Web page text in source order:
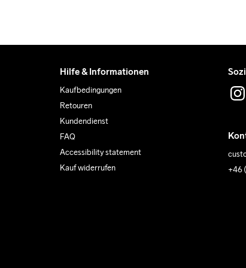
Hilfe & Informationen
Kaufbedingungen
Retouren
Kundendienst
FAQ
Accessibility statement
Kauf widerrufen
+46